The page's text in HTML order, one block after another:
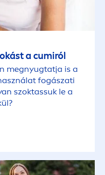
a cumiról
megnyugtatja is a
fogászati
szoktassuk le a